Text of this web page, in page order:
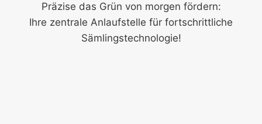
Präzise das Grün von morgen fördern:
Ihre zentrale Anlaufstelle für fortschrittliche
Sämlingstechnologie!